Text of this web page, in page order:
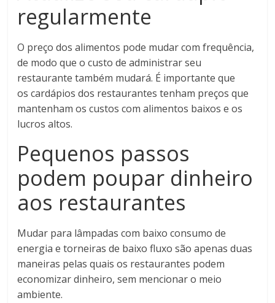
regularmente
O preço dos alimentos pode mudar com frequência,
de modo que o custo de administrar seu
restaurante também mudará. É importante que
os cardápios dos restaurantes tenham preços que
mantenham os custos com alimentos baixos e os
lucros altos.
Pequenos passos
podem poupar dinheiro
aos restaurantes
Mudar para lâmpadas com baixo consumo de
energia e torneiras de baixo fluxo são apenas duas
maneiras pelas quais os restaurantes podem
economizar dinheiro, sem mencionar o meio
ambiente.